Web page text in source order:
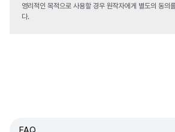
영리적인 목적으로 사용할 경우 원작자에게 별도의 동의
다.